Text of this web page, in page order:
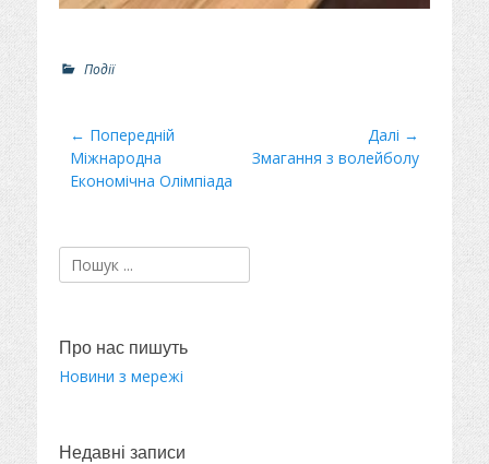
Р
Події
Навігація
записів
← Попередній
Минулий
пост
Міжнародна
Економічна Олімпіада
Далі →
Наступний
Змагання з волейболу
Пошук:
Про нас пишуть
Новини з мережі
Недавні записи